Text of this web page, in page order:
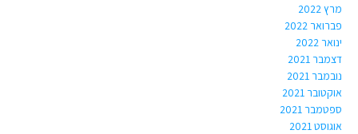
מרץ 2022
פברואר 2022
ינואר 2022
דצמבר 2021
נובמבר 2021
אוקטובר 2021
ספטמבר 2021
אוגוסט 2021